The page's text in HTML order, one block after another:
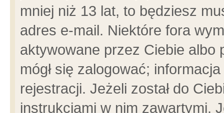
mniej niż 13 lat, to będziesz
adres e-mail. Niektóre fora
aktywowane przez Ciebie albo
mógł się zalogować;
rejestracji. Jeżeli został do
instrukcjami w nim zawartymi.